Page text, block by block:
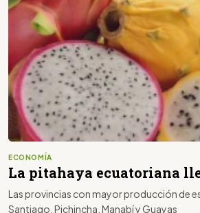
ECONOMÍA
La pitahaya ecuatoriana
Las provincias con mayor producción de
Santiago, Pichincha, Manabí y Guayas